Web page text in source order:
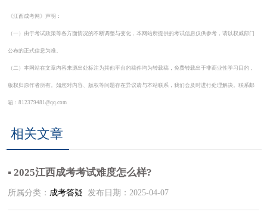
《江西成考网》声明：
（一）由于考试政策等各方面情况的不断调整与变化，本网站所提供的考试信息仅供参考，请以权威部门
公布的正式信息为准。
（二）本网站在文章内容来源出处标注为其他平台的稿件均为转载稿，免费转载出于非商业性学习目的，
版权归原作者所有。如您对内容、版权等问题存在异议请与本站联系，我们会及时进行处理解决。联系邮
箱：812379481@qq.com
相关文章
▪ 2025江西成考考试难度怎么样?
所属分类： 成考答疑 发布日期：2025-04-07